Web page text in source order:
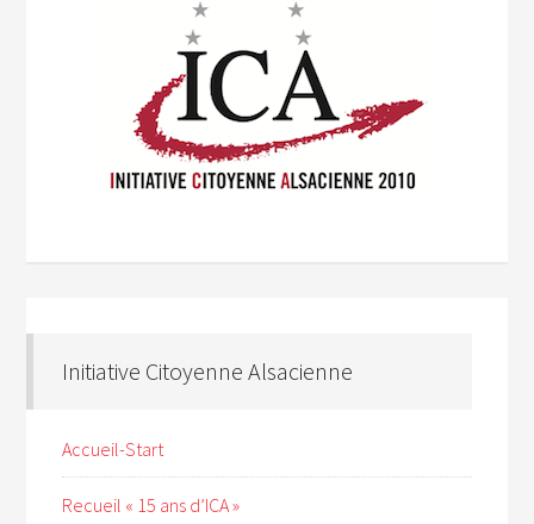
Initiative Citoyenne Alsacienne
Accueil-Start
Recueil « 15 ans d’ICA »